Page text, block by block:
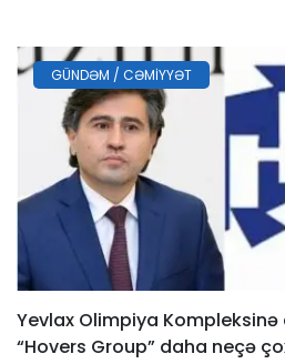
GÜNDƏM / CƏMIYYƏT
Yevlax Olimpiya Kompleksinə
“Hovers Group” daha neçə